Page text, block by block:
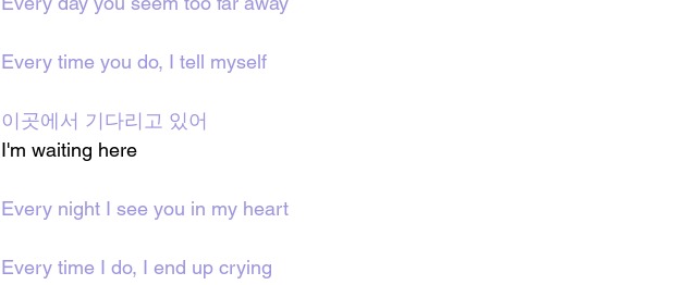
Every time you do, I tell myself
이곳에서 기다리고 있어
I'm waiting here
Every night I see you in my heart
Every time I do, I end up crying